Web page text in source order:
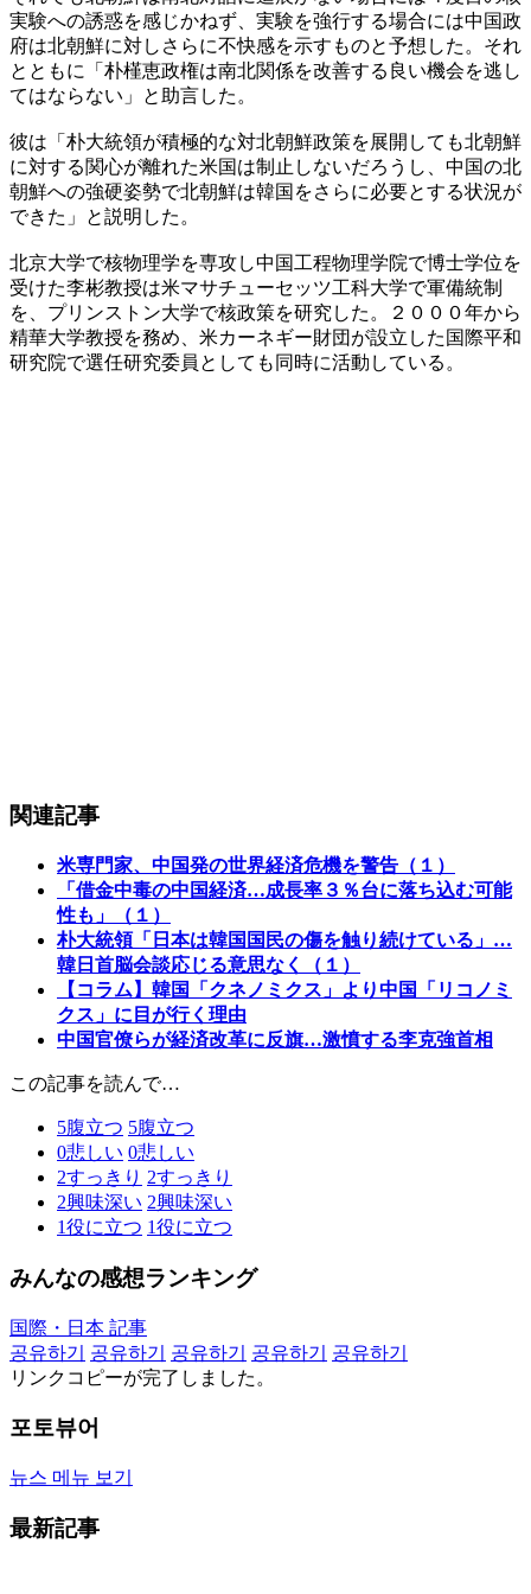
実験への誘惑を感じかねず、実験を強行する場合には中国政
府は北朝鮮に対しさらに不快感を示すものと予想した。それ
とともに「朴槿恵政権は南北関係を改善する良い機会を逃し
てはならない」と助言した。
彼は「朴大統領が積極的な対北朝鮮政策を展開しても北朝鮮
に対する関心が離れた米国は制止しないだろうし、中国の北
朝鮮への強硬姿勢で北朝鮮は韓国をさらに必要とする状況が
できた」と説明した。
北京大学で核物理学を専攻し中国工程物理学院で博士学位を
受けた李彬教授は米マサチューセッツ工科大学で軍備統制
を、プリンストン大学で核政策を研究した。２０００年から
精華大学教授を務め、米カーネギー財団が設立した国際平和
研究院で選任研究委員としても同時に活動している。
関連記事
米専門家、中国発の世界経済危機を警告（１）
「借金中毒の中国経済…成長率３％台に落ち込む可能
性も」（１）
朴大統領「日本は韓国国民の傷を触り続けている」…
韓日首脳会談応じる意思なく（１）
【コラム】韓国「クネノミクス」より中国「リコノミ
クス」に目が行く理由
中国官僚らが経済改革に反旗…激憤する李克強首相
この記事を読んで…
5腹立つ 5腹立つ
0悲しい 0悲しい
2すっきり 2すっきり
2興味深い 2興味深い
1役に立つ 1役に立つ
みんなの感想ランキング
国際・日本 記事
공유하기
공유하기 공유하기 공유하기
공유하기
リンクコピーが完了しました。
포토뷰어
뉴스 메뉴 보기
最新記事